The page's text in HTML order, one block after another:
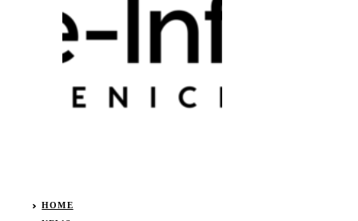
HOME